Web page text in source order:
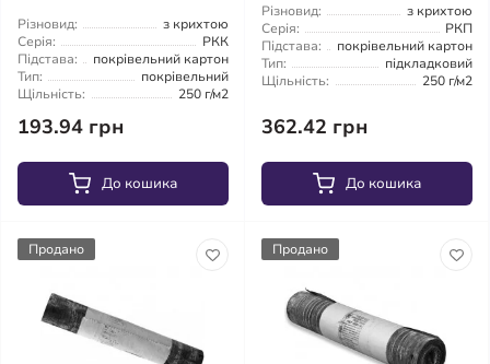
Різновид:
з крихтою
Серія:
РКК
Підстава:
покрівельний картон
Тип:
покрівельний
Щільність:
250 г/м2
193.94 грн
До кошика
Різновид:
з крихтою
Серія:
РКП
Підстава:
покрівельний картон
Тип:
підкладковий
Щільність:
250 г/м2
362.42 грн
До кошика
Продано Продано